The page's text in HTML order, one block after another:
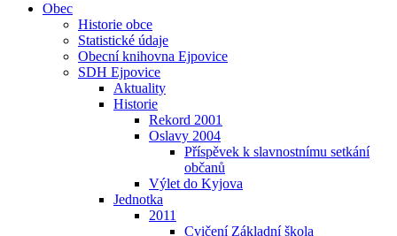
Obec
Historie obce
Statistické údaje
Obecní knihovna Ejpovice
SDH Ejpovice
Aktuality
Historie
Rekord 2001
Oslavy 2004
Příspěvek k slavnostnímu setkání
občanů
Výlet do Kyjova
Jednotka
2011
Cvičení Základní škola